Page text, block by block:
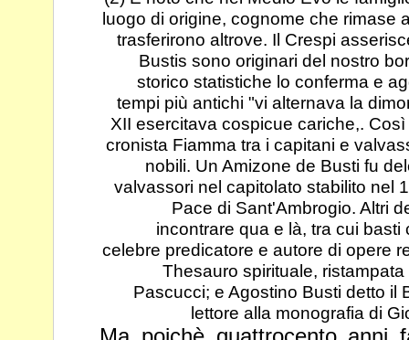
luogo di origine, cognome che rimase
trasferirono altrove. Il Crespi
Bustis sono originari del nostro
storico statistiche lo conferma e
tempi più antichi "vi alternava la
XII esercitava cospicue cariche,.
cronista Fiamma tra i capitani e
nobili. Un Amizone de Busti fu
valvassori nel capitolato stabilito nel
Pace di Sant'Ambrogio. Altri
incontrare qua e là, tra cui
celebre predicatore e autore di opere
Thesauro spirituale,
Pascucci; e Agostino Busti detto il
lettore alla monografia di